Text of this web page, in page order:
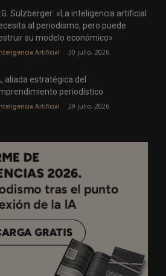
Sulzberger: «La inteligencia artificial
al periodismo, pero puede
su modelo económico»
Artificial 30 julio, 2026
aliada estratégica del
periodístico
Artificial 29 julio, 2026